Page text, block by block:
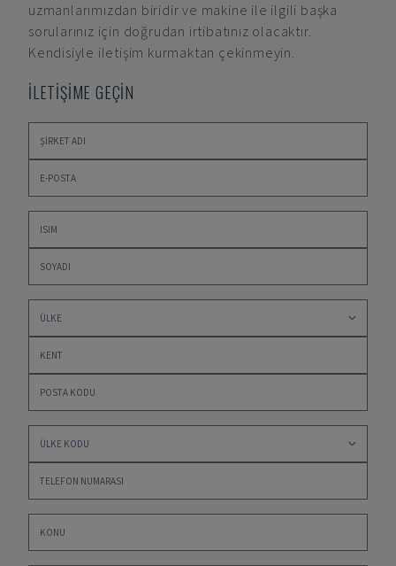
uzmanlarımızdan biridir ve makine ile ilgili başka
sorularınız için doğrudan irtibatınız olacaktır.
Kendisiyle iletişim kurmaktan çekinmeyin.
İLETİŞİME GEÇİN